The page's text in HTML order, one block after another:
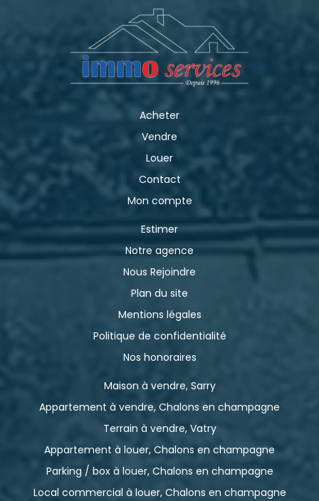
Acheter
Vendre
Louer
Contact
Mon compte
Estimer
Notre agence
Nous Rejoindre
Plan du site
Mentions légales
Politique de confidentialité
Nos honoraires
Maison à vendre, Sarry
Appartement à vendre, Chalons en champagne
Terrain à vendre, Vatry
Appartement à louer, Chalons en champagne
Parking / box à louer, Chalons en champagne
Local commercial à louer, Chalons en champagne